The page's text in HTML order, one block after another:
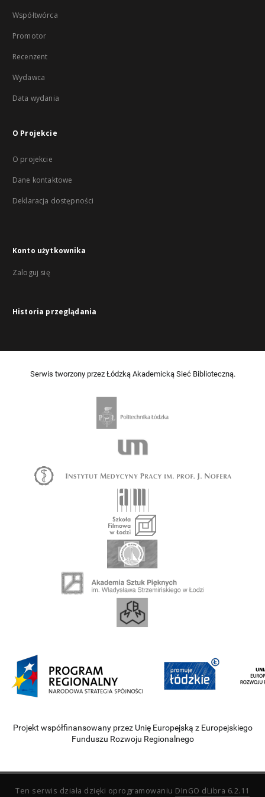
Współtwórca
Promotor
Recenzent
Wydawca
Data wydania
O Projekcie
O projekcie
Dane kontaktowe
Deklaracja dostępności
Konto użytkownika
Zaloguj się
Historia przeglądania
Serwis tworzony przez Łódzką Akademicką Sieć Biblioteczną.
Projekt współfinansowany przez Unię Europejską z Europejskiego
Funduszu Rozwoju Regionalnego
Ten serwis działa dzięki oprogramowaniu DInGO dLibra 6.2.11